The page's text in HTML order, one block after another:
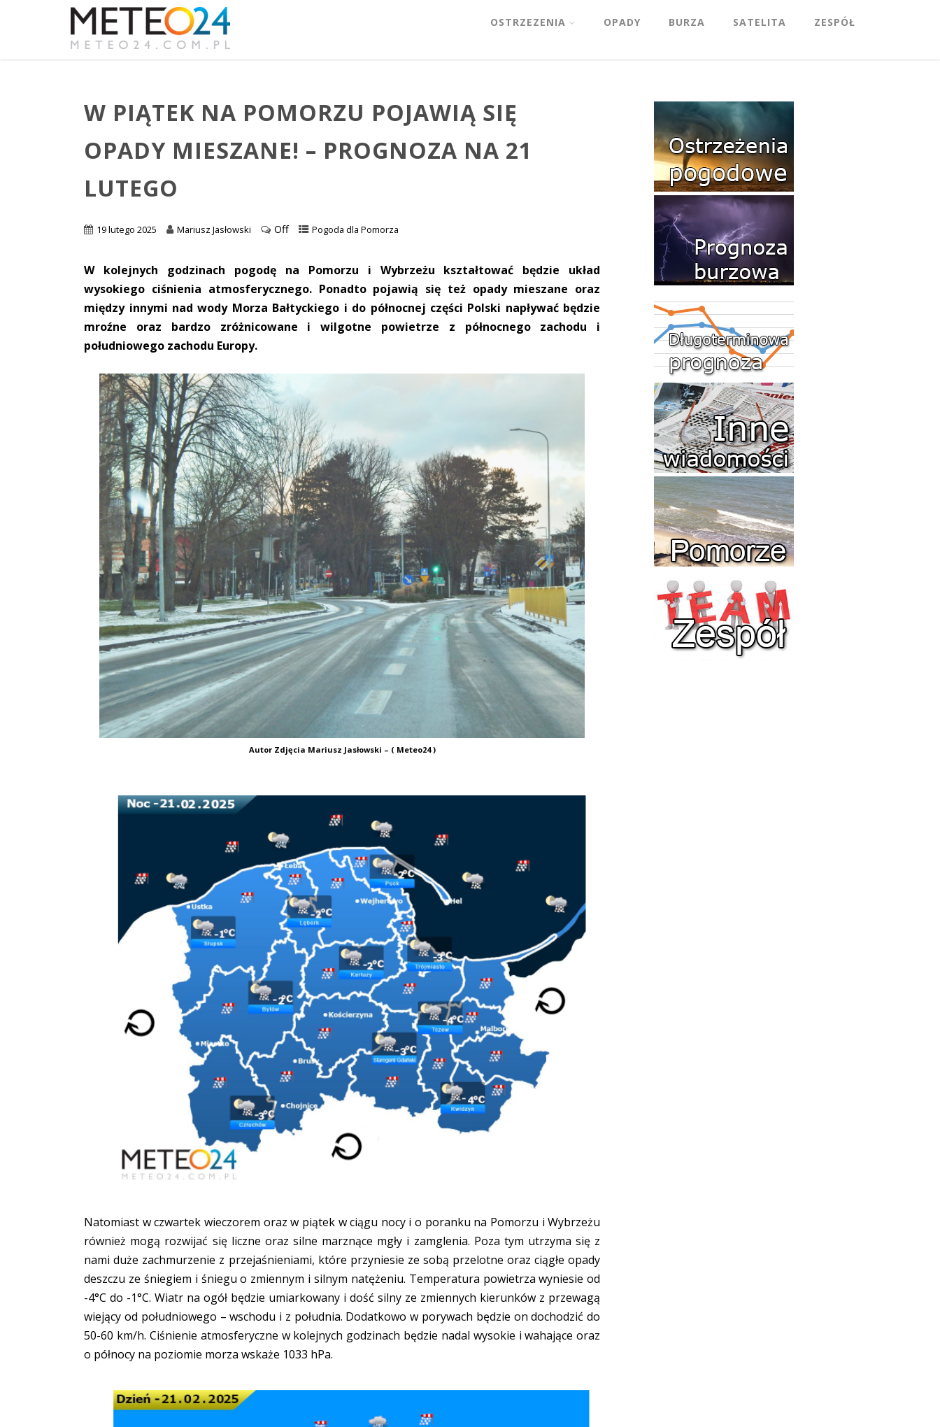
OSTRZEZENIA OPADY BURZA SATELITA ZESPÓŁ
W PIĄTEK NA POMORZU POJAWIĄ SIĘ
OPADY MIESZANE! – PROGNOZA NA 21
LUTEGO
19 lutego 2025 Mariusz Jasłowski Off Pogoda dla Pomorza
W kolejnych godzinach pogodę na Pomorzu i Wybrzeżu kształtować będzie układ
wysokiego ciśnienia atmosferycznego. Ponadto pojawią się też opady mieszane oraz
między innymi nad wody Morza Bałtyckiego i do północnej części Polski napływać będzie
mroźne oraz bardzo zróżnicowane i wilgotne powietrze z północnego zachodu i
południowego zachodu Europy.
Autor Zdjęcia Mariusz Jasłowski – ( Meteo24 )
Natomiast w czwartek wieczorem oraz w piątek w ciągu nocy i o poranku na Pomorzu i Wybrzeżu
również mogą rozwijać się liczne oraz silne marznące mgły i zamglenia. Poza tym utrzyma się z
nami duże zachmurzenie z przejaśnieniami, które przyniesie ze sobą przelotne oraz ciągłe opady
deszczu ze śniegiem i śniegu o zmiennym i silnym natężeniu. Temperatura powietrza wyniesie od
-4°C do -1°C. Wiatr na ogół będzie umiarkowany i dość silny ze zmiennych kierunków z przewagą
wiejący od południowego – wschodu i z południa. Dodatkowo w porywach będzie on dochodzić do
50-60 km/h. Ciśnienie atmosferyczne w kolejnych godzinach będzie nadal wysokie i wahające oraz
o północy na poziomie morza wskaże 1033 hPa.